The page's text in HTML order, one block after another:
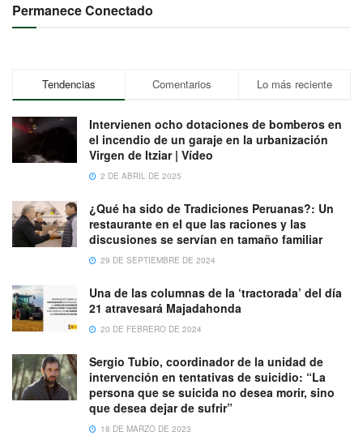
Permanece Conectado
Tendencias Comentarios Lo más reciente
Intervienen ocho dotaciones de bomberos en
el incendio de un garaje en la urbanización
Virgen de Itziar | Vídeo
2 DE ABRIL DE 2025
¿Qué ha sido de Tradiciones Peruanas?: Un
restaurante en el que las raciones y las
discusiones se servían en tamaño familiar
29 DE SEPTIEMBRE DE 2024
Una de las columnas de la ‘tractorada’ del día
21 atravesará Majadahonda
20 DE FEBRERO DE 2024
Sergio Tubío, coordinador de la unidad de
intervención en tentativas de suicidio: “La
persona que se suicida no desea morir, sino
que desea dejar de sufrir”
18 DE MARZO DE 2023